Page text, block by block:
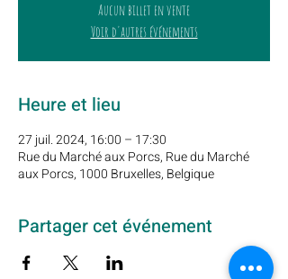
Aucun billet en vente
Voir d'autres événements
Heure et lieu
27 juil. 2024, 16:00 – 17:30
Rue du Marché aux Porcs, Rue du Marché
aux Porcs, 1000 Bruxelles, Belgique
Partager cet événement